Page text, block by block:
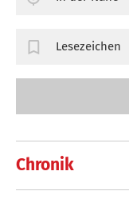
Chronik
Lesezeichen